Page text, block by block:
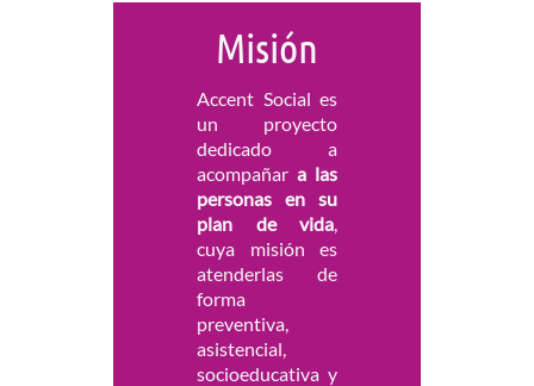
Misión
Accent Social es
un proyecto
dedicado a
acompañar a las
personas en su
plan de vida,
cuya misión es
atenderlas de
forma
preventiva,
asistencial,
socioeducativa y